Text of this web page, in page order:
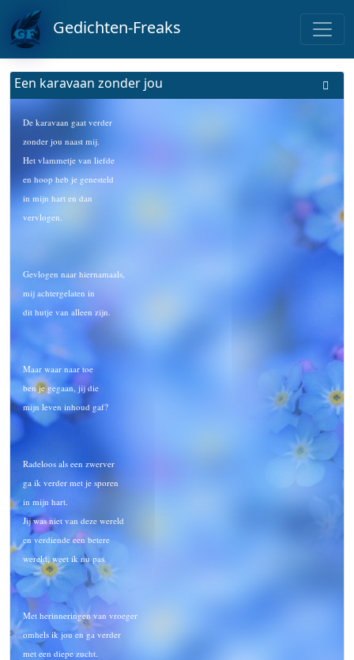
Gedichten-Freaks
Een karavaan zonder jou
De karavaan gaat verder
zonder jou naast mij.
Het vlammetje van liefde
en hoop heb je genesteld
in mijn hart en dan
vervlogen.
Gevlogen naar hiernamaals,
mij achtergelaten in
dit hutje van alleen zijn.
Maar waar naar toe
ben je gegaan, jij die
mijn leven inhoud gaf?
Radeloos als een zwerver
ga ik verder met je sporen
in mijn hart.
Jij was niet van deze wereld
en verdiende een betere
wereld, weet ik nu pas.
Met herinneringen van vroeger
omhels ik jou en ga verder
met een diepe zucht.